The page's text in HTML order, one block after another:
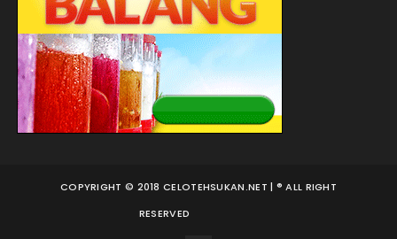
COPYRIGHT © 2018 CELOTEHSUKAN.NET | ® ALL RIGHT
RESERVED